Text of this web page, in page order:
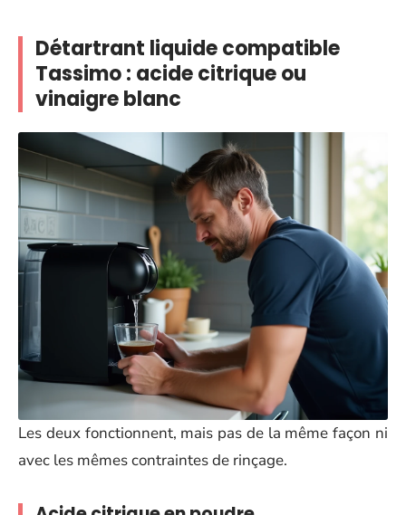
Détartrant liquide compatible
Tassimo : acide citrique ou
vinaigre blanc
Les deux fonctionnent, mais pas de la même façon ni
avec les mêmes contraintes de rinçage.